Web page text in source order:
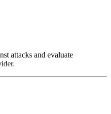
attacks and evaluate